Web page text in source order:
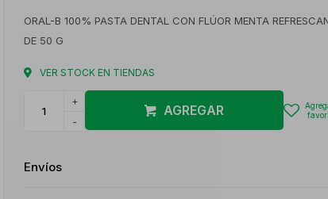
ORAL-B 100% PASTA DENTAL CON FLÚOR MENTA
DE 50 G
VER STOCK EN TIENDAS
+
-
AGREGAR
Envíos